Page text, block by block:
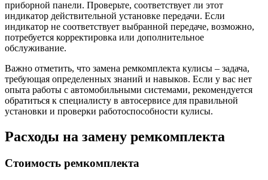
приборной панели. Проверьте, соответствует ли этот
индикатор действительной установке передачи. Если
индикатор не соответствует выбранной передаче, возможно,
потребуется корректировка или дополнительное
обслуживание.
Важно отметить, что замена ремкомплекта кулисы – задача,
требующая определенных знаний и навыков. Если у вас нет
опыта работы с автомобильными системами, рекомендуется
обратиться к специалисту в автосервисе для правильной
установки и проверки работоспособности кулисы.
Расходы на замену ремкомплекта
Стоимость ремкомплекта